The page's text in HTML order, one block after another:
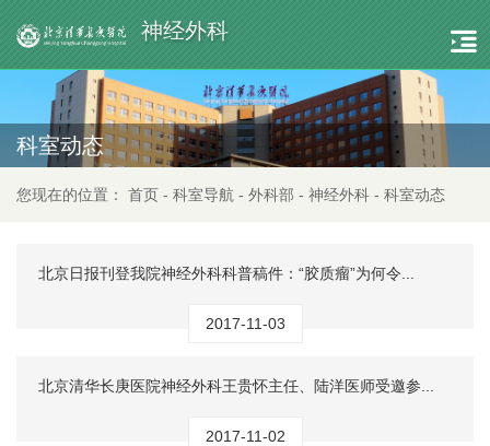
神经外科
科室动态
您现在的位置： 首页 - 科室导航 - 外科部 - 神经外科 - 科室动态
北京日报刊登我院神经外科科普稿件：“胶质瘤”为何令...
2017-11-03
北京清华长庚医院神经外科王贵怀主任、陆洋医师受邀参...
2017-11-02